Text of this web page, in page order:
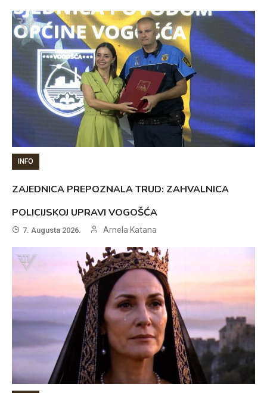
INFO
ZAJEDNICA PREPOZNALA TRUD: ZAHVALNICA
POLICIJSKOJ UPRAVI VOGOŠĆA
7. Augusta 2026. Arnela Katana